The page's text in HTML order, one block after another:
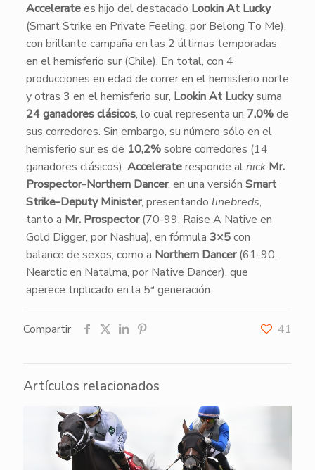
Acceleratees hijo del destacado Lookin At Lucky
(Smart Strike en Private Feeling, por Belong To Me),
con brillante campaña en las 2 últimas temporadas
en el hemisferio sur (Chile). En total, con 4
producciones en edad de correr en el hemisferio norte
y otras 3 en el hemisferio sur, Lookin At Luckysuma
24 ganadores clásicos, lo cual representa un 7,0%de
sus corredores. Sin embargo, su número sólo en el
hemisferio sur es de 10,2%sobre corredores (14
ganadores clásicos). Accelerateresponde alnick Mr.
Prospector-Northern Dancer, en una versión Smart
Strike-Deputy Minister, presentando linebreds,
tanto a Mr. Prospector(70-99, Raise A Native en
Gold Digger, por Nashua), en fórmula 3×5con
balance de sexos; como a Northern Dancer(61-90,
Nearctic en Natalma, por Native Dancer), que
aperece triplicado en la 5ª generación.
Compartir 41
Artículos relacionados